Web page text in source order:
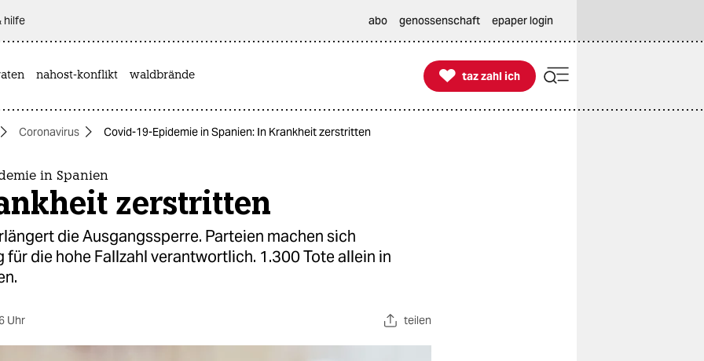
hilfe abo genossenschaft epaper login
nahost-konflikt waldbrände 
taz zahl ich
taz zahl ich
Coronavirus Covid-19-Epidemie in Spanien: In Krankheit zerstritten
in Spanien
zerstritten
die Ausgangssperre. Parteien machen sich
für die hohe Fallzahl verantwortlich. 1.300 Tote allein in
Uhr teilen